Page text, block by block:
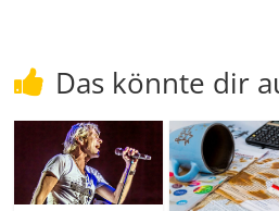
Das könnte dir